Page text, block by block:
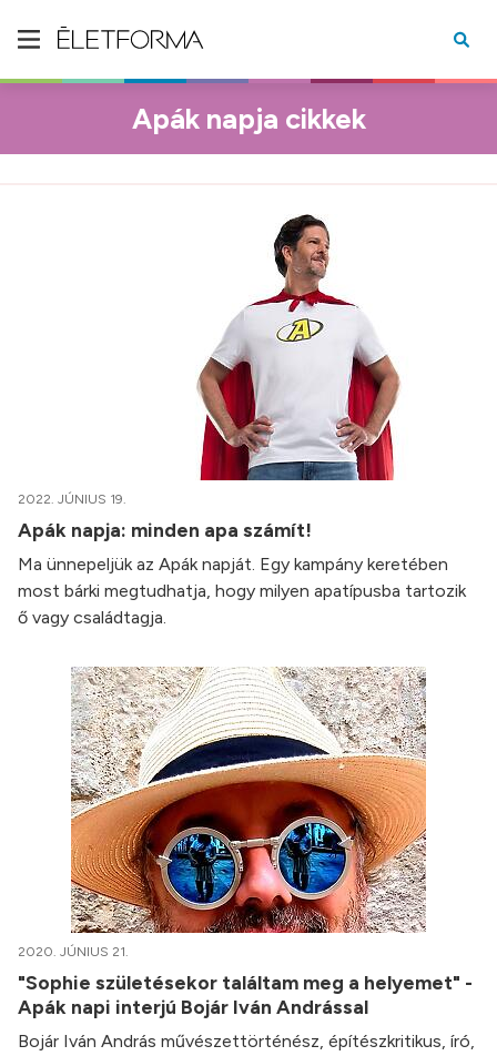
Apák napja cikkek
2022. JÚNIUS 19.
Apák napja: minden apa számít!
Ma ünnepeljük az Apák napját. Egy kampány keretében
most bárki megtudhatja, hogy milyen apatípusba tartozik
ő vagy családtagja.
2020. JÚNIUS 21.
"Sophie születésekor találtam meg a helyemet" -
Apák napi interjú Bojár Iván Andrással
Bojár Iván András művészettörténész, építészkritikus, író,